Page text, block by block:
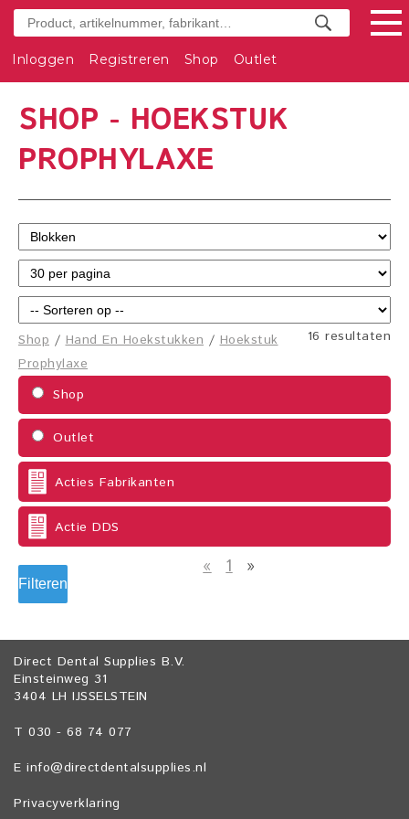
Inloggen Registreren Shop Outlet
SHOP - HOEKSTUK
PROPHYLAXE
16 resultaten
Shop /Hand En Hoekstukken /Hoekstuk
Prophylaxe
Shop
Outlet
Acties Fabrikanten
Actie DDS
Filteren
« 1 »
Direct Dental Supplies B.V.
Einsteinweg 31
3404 LH IJSSELSTEIN
T 030 - 68 74 077
E info@directdentalsupplies.nl
Privacyverklaring